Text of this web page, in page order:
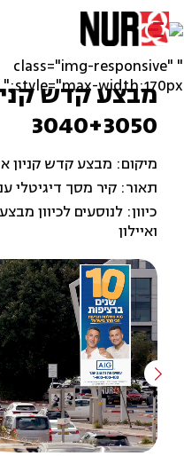
" class="img-responsive"
style="max-width:170px;" />
מבצע קדש
3040+3050
מיקום: מבצע קדש קניון
תאור: קיר מסך דיגיטלי
כיוון: לנוסעים לכיוון
ואיילון